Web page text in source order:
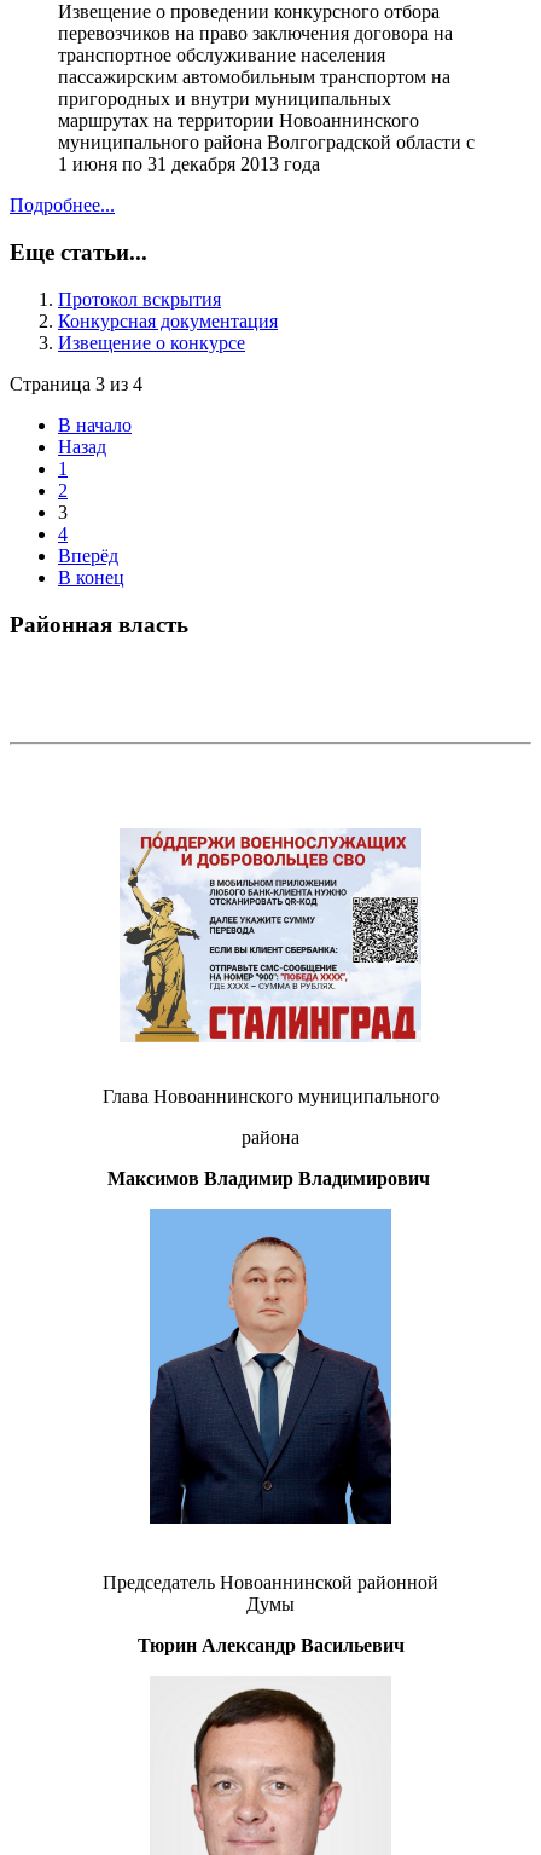
Извещение о проведении конкурсного отбора
перевозчиков на право заключения договора на
транспортное обслуживание населения
пассажирским автомобильным транспортом на
пригородных и внутри муниципальных
маршрутах на территории Новоаннинского
муниципального района Волгоградской области с
1 июня по 31 декабря 2013 года
Подробнее...
Еще статьи...
Протокол вскрытия
Конкурсная документация
Извещение о конкурсе
Страница 3 из 4
В начало
Назад
1
2
3
4
Вперёд
В конец
Районная власть
Глава Новоаннинского муниципального
района
Максимов Владимир Владимирович
Председатель Новоаннинской районной
Думы
Тюрин Александр Васильевич